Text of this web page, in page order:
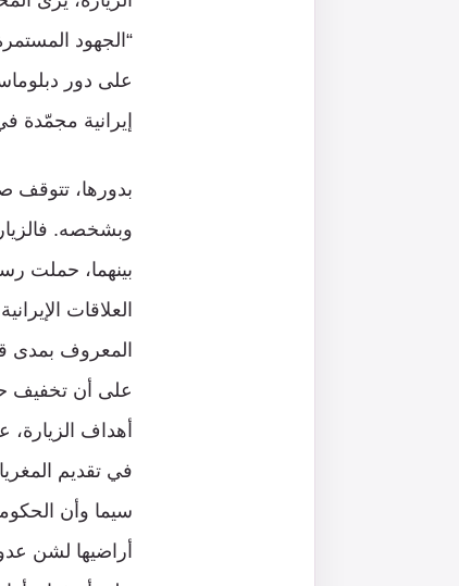
“الجهود
على دور
إيرانية مجمّدة
بدورها، تتوقف
وبشخصه.
بينهما، حملت
العلاقات
المعروف بمدى
على أن تخفيف
أهداف
في تقديم
سيما وأن
أراضيها لشن